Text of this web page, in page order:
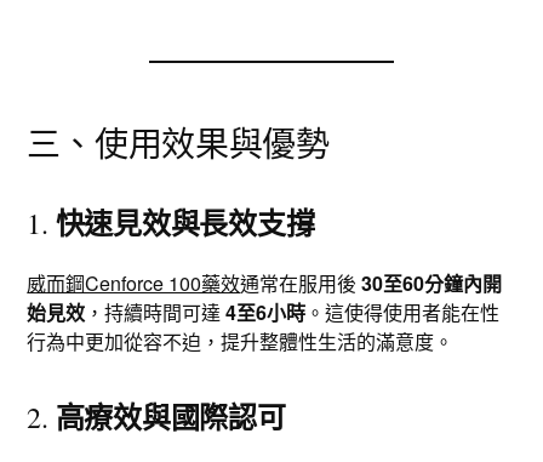
三、使用效果與優勢
1. 快速見效與長效支撐
威而鋼Cenforce 100藥效通常在服用後30至60分鐘內開
始見效 ，持續時間可達4至6小時 。這使得使用者能在性
行為中更加從容不迫，提升整體性生活的滿意度。
2. 高療效與國際認可